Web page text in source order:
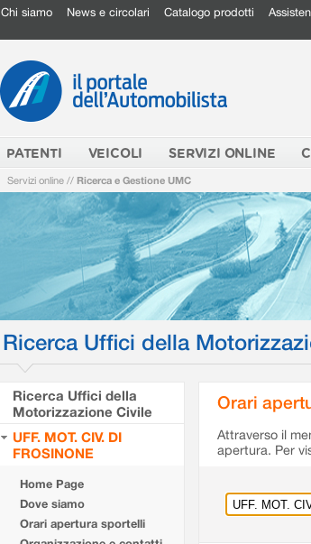
Chi siamo News e circolari Catalogo prodotti
PATENTI VEICOLI SERVIZI ONLINE
Servizi online // Ricerca e Gestione UMC
Ricerca Uffici della
Ricerca Uffici della
Motorizzazione Civile
UFF. MOT. CIV. DI
FROSINONE
Home Page
Dove siamo
Orari apertura sportelli
Orari
Attraverso il
apertura. Per